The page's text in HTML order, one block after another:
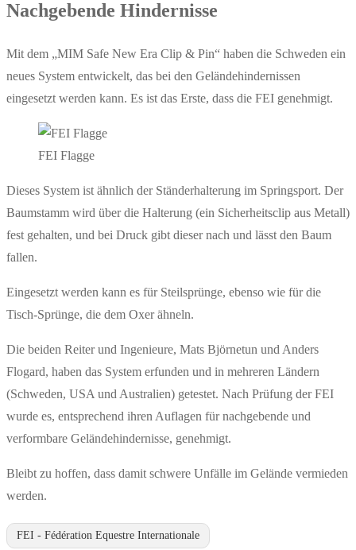
Nachgebende Hindernisse
Mit dem „MIM Safe New Era Clip & Pin“ haben die Schweden ein
neues System entwickelt, das bei den Geländehindernissen
eingesetzt werden kann. Es ist das Erste, dass die FEI genehmigt.
FEI Flagge
Dieses System ist ähnlich der Ständerhalterung im Springsport. Der
Baumstamm wird über die Halterung (ein Sicherheitsclip aus Metall)
fest gehalten, und bei Druck gibt dieser nach und lässt den Baum
fallen.
Eingesetzt werden kann es für Steilsprünge, ebenso wie für die
Tisch-Sprünge, die dem Oxer ähneln.
Die beiden Reiter und Ingenieure, Mats Björnetun und Anders
Flogard, haben das System erfunden und in mehreren Ländern
(Schweden, USA und Australien) getestet. Nach Prüfung der FEI
wurde es, entsprechend ihren Auflagen für nachgebende und
verformbare Geländehindernisse, genehmigt.
Bleibt zu hoffen, dass damit schwere Unfälle im Gelände vermieden
werden.
FEI - Fédération Equestre Internationale